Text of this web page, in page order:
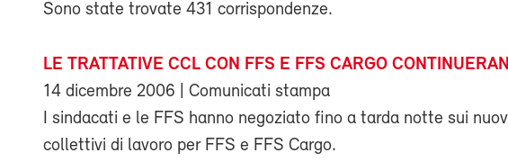
Sono state trovate 431 corrispondenze.
LE TRATTATIVE CCL CON FFS E FFS CARGO
14 dicembre 2006 | Comunicati stampa
I sindacati e le FFS hanno negoziato fino a tarda notte sui
collettivi di lavoro per FFS e FFS Cargo.